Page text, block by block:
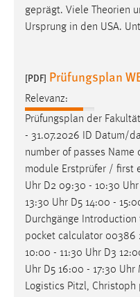
geprägt. Viele Theorien
Ursprung in den USA.
[PDF] Prüfungsplan
Relevanz:
Prüfungsplan der
- 31.07.2026 ID Datum/
number of passes
module Erstprüfer / first
Uhr D2 09:30 - 10:30
13:30 Uhr D5 14:00 -
Durchgänge
pocket calculator 00386
10:00 - 11:30 Uhr D3
Uhr D5 16:00 - 17:30 Uhr
Logistics Pitzl,
Cookie Laufzeit:
24 Stunden
STATISTIK
Statistik Cookies
Diese Informationen
unsere Besucher
Matomo
Name:
_pk_ref, _pk_cvar,
Zweck:
Zugriffsstatistik
Cookie Laufzeit: